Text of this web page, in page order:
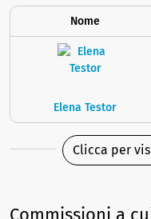
Nome
Elena Testor
Clicca per
Commissioni a